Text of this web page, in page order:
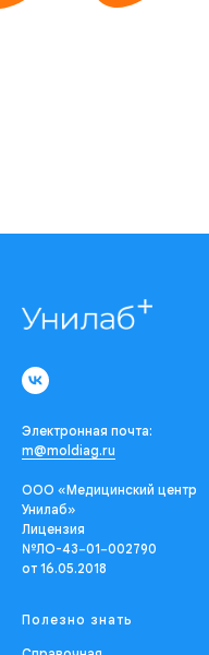
Электронная почта:
m@moldiag.ru
ООО «Медицинский центр
Унилаб»
Лицензия
№ЛО-43−01−002790
от 16.05.2018
Полезно знать